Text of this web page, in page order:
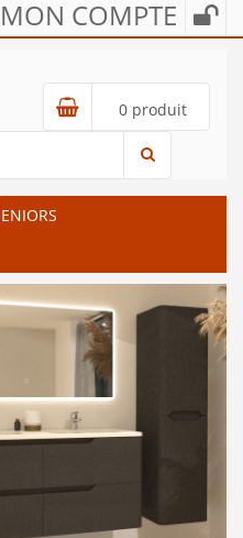
MON COMPTE
0 produit